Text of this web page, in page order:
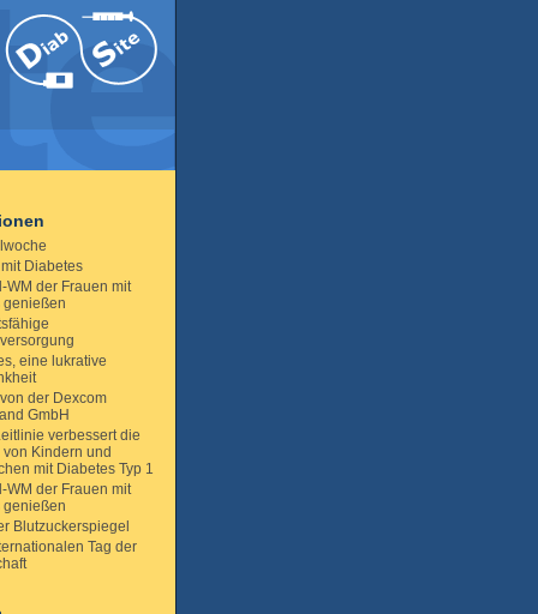
Diabetes
WM der Frauen mit
genießen
eine lukrative
der Dexcom
GmbH
verbessert die
Kindern und
mit Diabetes Typ 1
WM der Frauen mit
genießen
Blutzuckerspiegel
Tag der